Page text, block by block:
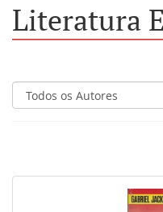
Literatura